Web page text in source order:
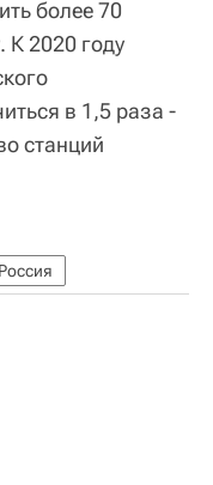
более 70
К 2020 году
в 1,5 раза -
станций
Россия